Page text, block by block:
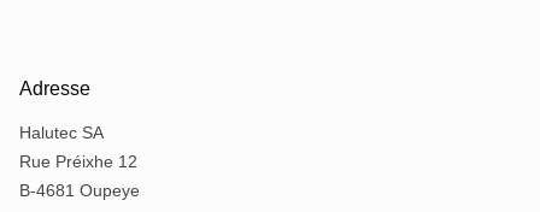
Adresse
Halutec SA
Rue Préixhe 12
B-4681 Oupeye